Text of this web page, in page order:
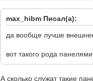
max_hibm Писал(а):
да вообще лучше
вот такого рода панелями.
А сколько служат такие